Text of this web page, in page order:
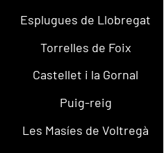
Esplugues de Llobregat
Torrelles de Foix
Castellet i la Gornal
Puig-reig
Les Masíes de Voltregà